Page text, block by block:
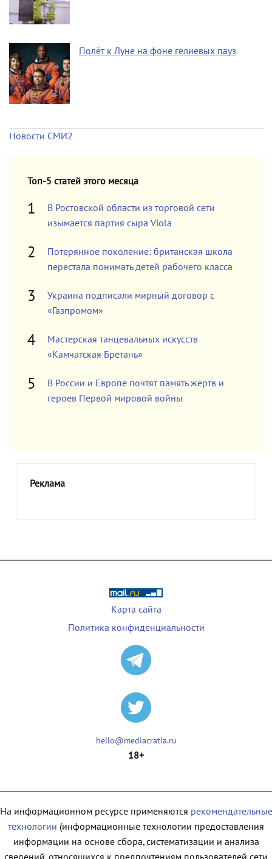
Полёт к Луне на фоне гелиевых пауз
Новости СМИ2
Топ-5 статей этого месяца
В Ростовской области из торговой сети
изымается партия сыра Viola
Потерянное поколение: британская школа
перестала понимать детей рабочего класса
Украина подписали мирный договор с
«Газпромом»
Мастерская танцевальных искусств
«Камчатская Бретань»
В России и Европе почтят память жертв и
героев Первой мировой войны
Реклама
Карта сайта
Политика конфиденциальности
hello@mediacratia.ru
18+
На информационном ресурсе применяются рекомендательные
технологии (информационные технологии предоставления
информации на основе сбора, систематизации и анализа